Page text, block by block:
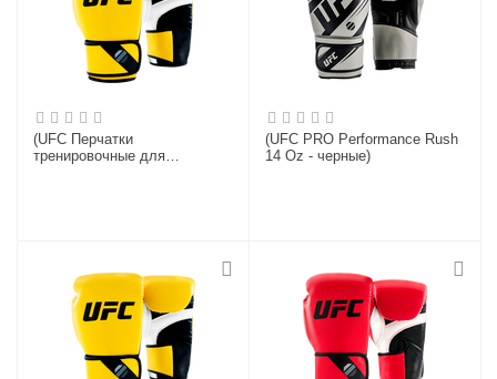
(UFC Перчатки
тренировочные для
(UFC PRO Performance Rush
14 Oz - черные)